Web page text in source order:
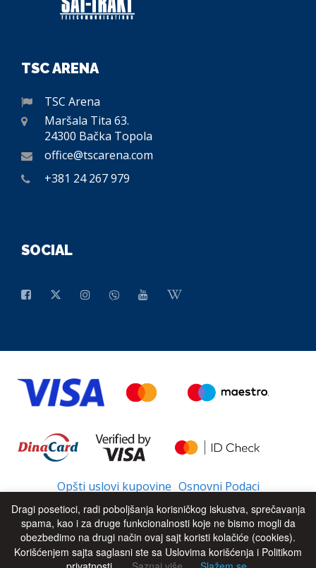
TSC ARENA
TSC Arena
Maršala Tita 63.
24300 Bačka Topola
office@tscarena.com
+381 24 267 979
SOCIAL
Opšti uslovi kupovine Osnovni Podaci
© 2026 - All Rights Reserved UP
Dragi posetioci, radi poboljšanja korisničkog iskustva, sprečavanja
spama, kao i za druge funkcionalnosti koje ne bismo mogli da
obezbedimo na drugi način ovaj sajt koristi kolačiće (cookies).
Korišćenjem sajta saglasni ste sa Uslovima korišćenja i Politikom